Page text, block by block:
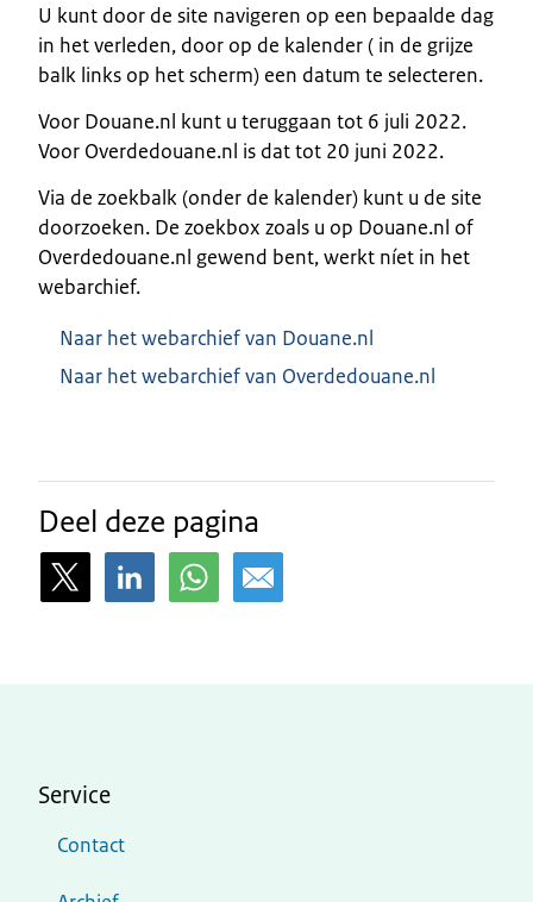
U kunt door de site navigeren op een bepaalde dag
in het verleden, door op de kalender ( in de grijze
balk links op het scherm) een datum te selecteren.
Voor Douane.nl kunt u teruggaan tot 6 juli 2022.
Voor Overdedouane.nl is dat tot 20 juni 2022.
Via de zoekbalk (onder de kalender) kunt u de site
doorzoeken. De zoekbox zoals u op Douane.nl of
Overdedouane.nl gewend bent, werkt níet in het
webarchief.
Naar het webarchief van Douane.nl
Naar het webarchief van Overdedouane.nl
Deel deze pagina
Service
Contact